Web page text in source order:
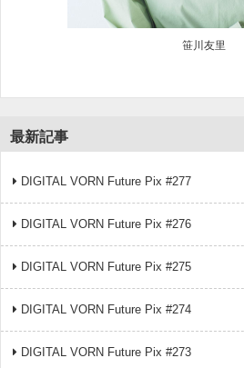
笹川友里
最新記事
DIGITAL VORN Future Pix #277
DIGITAL VORN Future Pix #276
DIGITAL VORN Future Pix #275
DIGITAL VORN Future Pix #274
DIGITAL VORN Future Pix #273